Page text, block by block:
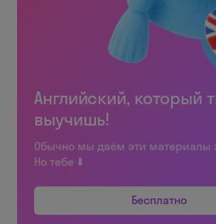
Английский, который
выучишь!
Обычно мы даём эти материалы
Но тебе ⬇️
Бесплатно